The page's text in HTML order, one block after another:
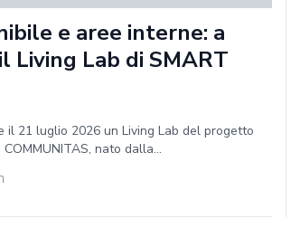
e aree interne: a
Living Lab di SMART
il 21 luglio 2026 un Living Lab del progetto
nato dalla...